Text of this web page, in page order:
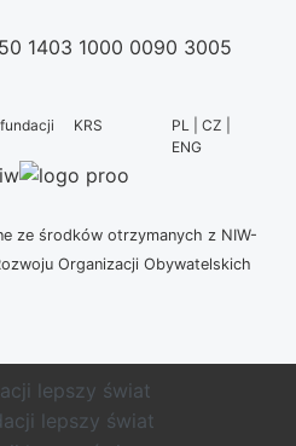
1403 1000 0090 3005
KRS
PL | CZ |
ENG
ze środków otrzymanych z NIW-
Organizacji Obywatelskich